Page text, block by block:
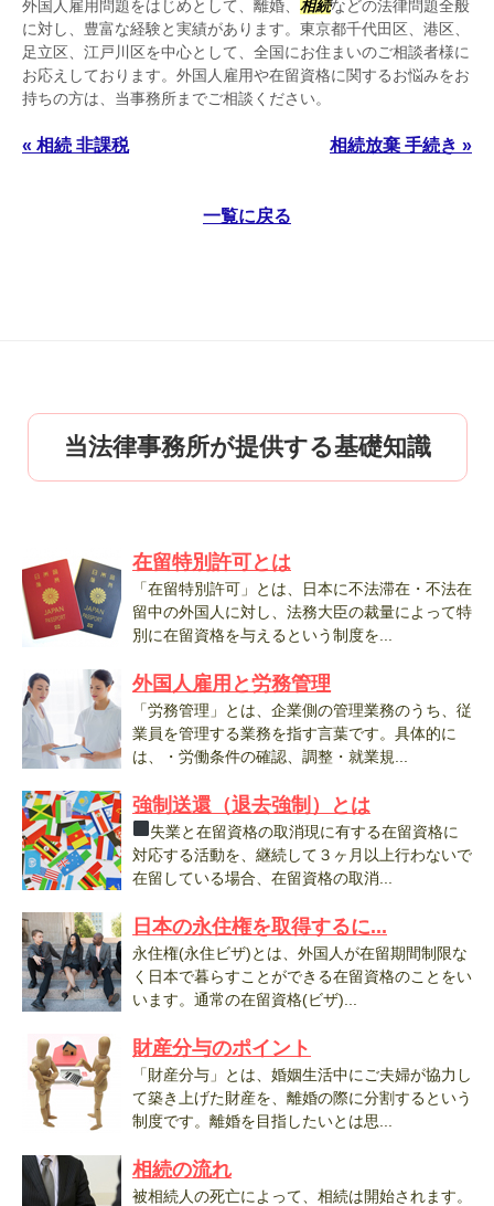
外国人雇用問題をはじめとして、離婚、 相続などの法律問題全般
に対し、豊富な経験と実績があります。東京都千代田区、港区、
足立区、江戸川区を中心として、全国にお住まいのご相談者様に
お応えしております。外国人雇用や在留資格に関するお悩みをお
持ちの方は、当事務所までご相談ください。
« 相続 非課税 相続放棄 手続き »
一覧に戻る
当法律事務所が提供する基礎知識
在留特別許可とは
「在留特別許可」とは、日本に不法滞在・不法在
留中の外国人に対し、法務大臣の裁量によって特
別に在留資格を与えるという制度を...
外国人雇用と労務管理
「労務管理」とは、企業側の管理業務のうち、従
業員を管理する業務を指す言葉です。具体的に
は、・労働条件の確認、調整・就業規...
強制送還（退去強制）とは
失業と在留資格の取消現に有する在留資格に
対応する活動を、継続して３ヶ月以上行わないで
在留している場合、在留資格の取消...
日本の永住権を取得するに...
永住権(永住ビザ)とは、外国人が在留期間制限な
く日本で暮らすことができる在留資格のことをい
います。通常の在留資格(ビザ)...
財産分与のポイント
「財産分与」とは、婚姻生活中にご夫婦が協力し
て築き上げた財産を、離婚の際に分割するという
制度です。離婚を目指したいとは思...
相続の流れ
被相続人の死亡によって、相続は開始されます。